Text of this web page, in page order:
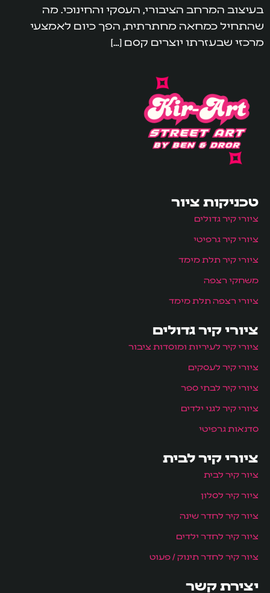
בעיצוב המרחב הציבורי, העסקי והחינוכי. מה
שהתחיל כמחאה מחתרתית, הפך כיום לאמצעי
מרכזי שבעזרתו יוצרים קסם […]
טכניקות ציור
ציורי קיר גדולים
ציורי קיר גרפיטי
ציורי קיר תלת מימד
משחקי רצפה
ציורי רצפה תלת מימד
ציורי קיר גדולים
ציורי קיר לעיריות ומוסדות ציבור
ציורי קיר לעסקים
ציורי קיר לבתי ספר
ציורי קיר לגני ילדים
סדנאות גרפיטי
ציורי קיר לבית
ציור קיר לבית
ציור קיר לסלון
ציור קיר לחדר שינה
ציור קיר לחדר ילדים
ציור קיר לחדר תינוק / פעוט
יצירת קשר